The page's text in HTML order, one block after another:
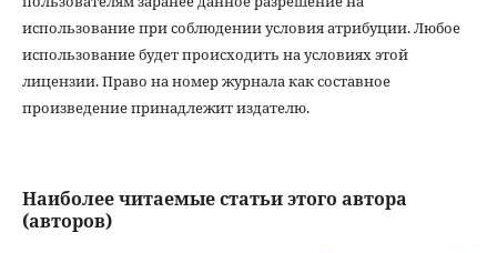
использование при соблюдении условия атрибуции. Любое
использование будет происходить на условиях этой
лицензии. Право на номер журнала как составное
произведение принадлежит издателю.
Наиболее читаемые статьи этого автора
(авторов)